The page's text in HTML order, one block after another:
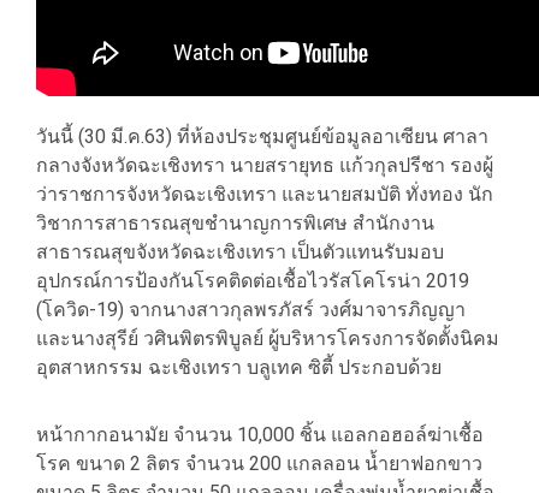
วันนี้ (30 มี.ค.63) ที่ห้องประชุมศูนย์ข้อมูลอาเซียน ศาลา
กลางจังหวัดฉะเชิงทรา นายสรายุทธ แก้วกุลปรีชา รองผู้
ว่าราชการจังหวัดฉะเชิงเทรา และนายสมบัติ ทั่งทอง นัก
วิชาการสาธารณสุขชำนาญการพิเศษ สำนักงาน
สาธารณสุขจังหวัดฉะเชิงเทรา เป็นตัวแทนรับมอบ
อุปกรณ์การป้องกันโรคติดต่อเชื้อไวรัสโคโรน่า 2019
(โควิด-19) จากนางสาวกุลพรภัสร์ วงศ์มาจารภิญญา
และนางสุรีย์ วศินพิตรพิบูลย์ ผู้บริหารโครงการจัดตั้งนิคม
อุตสาหกรรม ฉะเชิงเทรา บลูเทค ซิตี้ ประกอบด้วย
หน้ากากอนามัย จำนวน 10,000 ชิ้น แอลกอฮอล์ฆ่าเชื้อ
โรค ขนาด 2 ลิตร จำนวน 200 แกลลอน น้ำยาฟอกขาว